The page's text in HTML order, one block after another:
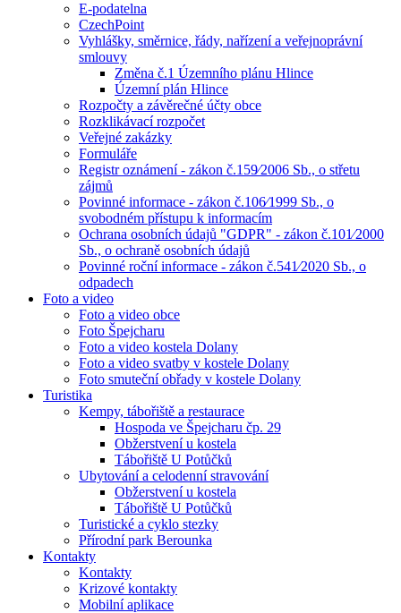
E-podatelna
CzechPoint
Vyhlášky, směrnice, řády, nařízení a veřejnoprávní
smlouvy
Změna č.1 Územního plánu Hlince
Územní plán Hlince
Rozpočty a závěrečné účty obce
Rozklikávací rozpočet
Veřejné zakázky
Formuláře
Registr oznámení - zákon č.159⁄2006 Sb., o střetu
zájmů
Povinné informace - zákon č.106⁄1999 Sb., o
svobodném přístupu k informacím
Ochrana osobních údajů "GDPR" - zákon č.101⁄2000
Sb., o ochraně osobních údajů
Povinné roční informace - zákon č.541⁄2020 Sb., o
odpadech
Foto a video
Foto a video obce
Foto Špejcharu
Foto a video kostela Dolany
Foto a video svatby v kostele Dolany
Foto smuteční obřady v kostele Dolany
Turistika
Kempy, tábořiště a restaurace
Hospoda ve Špejcharu čp. 29
Obžerstvení u kostela
Tábořiště U Potůčků
Ubytování a celodenní stravování
Obžerstvení u kostela
Tábořiště U Potůčků
Turistické a cyklo stezky
Přírodní park Berounka
Kontakty
Kontakty
Krizové kontakty
Mobilní aplikace